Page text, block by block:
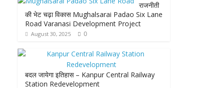
राजनीती
की भेट चढ़ा विकास Mughalsarai Padao Six Lane
Road Varanasi Development Project
August 30, 2025 0
बदल जायेगा इतिहास – Kanpur Central Railway
Station Redevelopment